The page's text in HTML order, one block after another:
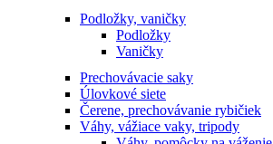
Podložky, vaničky
Podložky
Vaničky
Prechovávacie saky
Úlovkové siete
Čerene, prechovávanie rybičiek
Váhy, vážiace vaky, tripody